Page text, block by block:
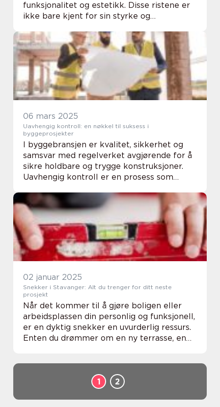
funksjonalitet og estetikk. Disse ristene er
ikke bare kjent for sin styrke og
kan være. Fra industri...
06 mars 2025
Uavhengig kontroll: en nøkkel til suksess i
byggeprosjekter
I byggebransjen er kvalitet, sikkerhet og
samsvar med regelverket avgjørende for å
sikre holdbare og trygge konstruksjoner.
Uavhengig kontroll er en prosess som
evaluert i byggeprosjekter. Denne ar...
02 januar 2025
Snekker i Stavanger: Alt du trenger for ditt neste
prosjekt
Når det kommer til å gjøre boligen eller
arbeidsplassen din personlig og funksjonell,
er en dyktig snekker en uvurderlig ressurs.
Enten du drømmer om en ny terrasse, en
1 2